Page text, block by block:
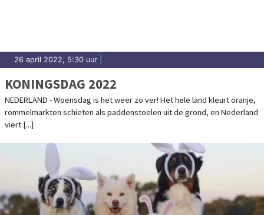
26 april 2022, 5:30 uur
KONINGSDAG 2022
NEDERLAND - Woensdag is het weer zo ver! Het hele land kleurt oranje,
rommelmarkten schieten als paddenstoelen uit de grond, en Nederland
viert [...]